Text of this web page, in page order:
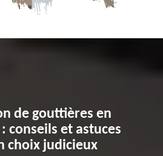
de gouttières en
conseils et astuces
choix judicieux